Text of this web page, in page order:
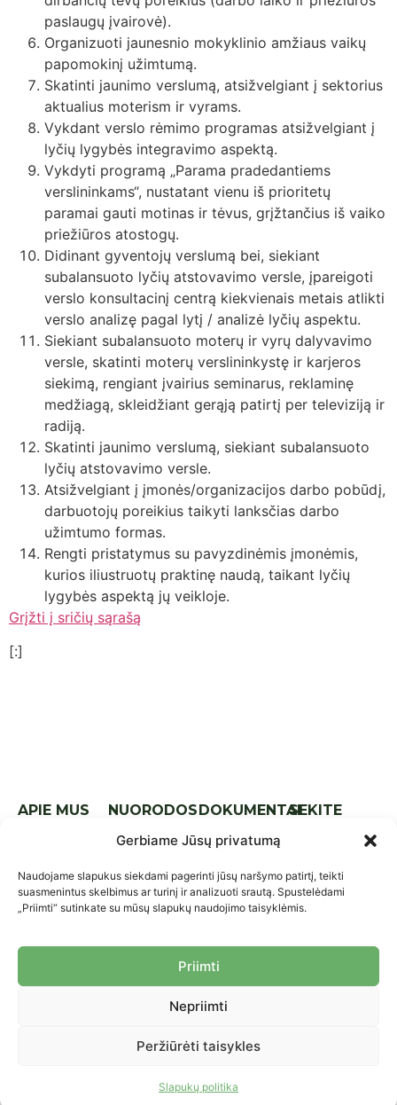
Gerbiame Jūsų privatumą
Naudojame slapukus siekdami pagerinti jūsų naršymo patirtį, teikti
suasmenintus skelbimus ar turinį ir analizuoti srautą. Spustelėdami
„Priimti“ sutinkate su mūsų slapukų naudojimo taisyklėmis.
Priimti
Nepriimti
Peržiūrėti taisykles
Slapukų politika
paslaugų įvairovė).
Organizuoti jaunesnio mokyklinio amžiaus vaikų
papomokinį užimtumą.
Skatinti jaunimo verslumą, atsižvelgiant į sektorius
aktualius moterism ir vyrams.
Vykdant verslo rėmimo programas atsižvelgiant į
lyčių lygybės integravimo aspektą.
Vykdyti programą „Parama pradedantiems
verslininkams“, nustatant vienu iš prioritetų
paramai gauti motinas ir tėvus, grįžtančius iš vaiko
priežiūros atostogų.
Didinant gyventojų verslumą bei, siekiant
subalansuoto lyčių atstovavimo versle, įpareigoti
verslo konsultacinį centrą kiekvienais metais atlikti
verslo analizę pagal lytį / analizė lyčių aspektu.
Siekiant subalansuoto moterų ir vyrų dalyvavimo
versle, skatinti moterų verslininkystę ir karjeros
siekimą, rengiant įvairius seminarus, reklaminę
medžiagą, skleidžiant gerąją patirtį per televiziją ir
radiją.
Skatinti jaunimo verslumą, siekiant subalansuoto
lyčių atstovavimo versle.
Atsižvelgiant į įmonės/organizacijos darbo pobūdį,
darbuotojų poreikius taikyti lanksčias darbo
užimtumo formas.
Rengti pristatymus su pavyzdinėmis įmonėmis,
kurios iliustruotų praktinę naudą, taikant lyčių
lygybės aspektą jų veikloje.
Grįžti į sričių sąrašą
[:]
APIE MUS
Strategija
Ataskaitos
NUORODOS
Parama
DOKUMENTAI
lyg.
Nacionalinis
lyg.
priemonės
SEKITE
Asmens duomenų tvarkymo